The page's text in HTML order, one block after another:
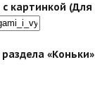
с картинкой